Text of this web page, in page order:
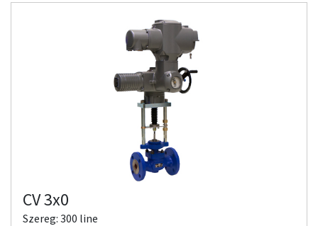
CV 3x0
Szereg: 300 line